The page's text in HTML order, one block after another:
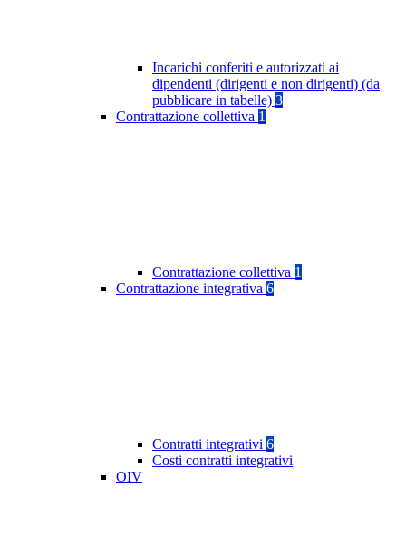
Incarichi conferiti e autorizzati ai
dipendenti (dirigenti e non dirigenti) (da
pubblicare in tabelle) 3
Contrattazione collettiva 1
Contrattazione collettiva 1
Contrattazione integrativa 6
Contratti integrativi 6
Costi contratti integrativi
OIV